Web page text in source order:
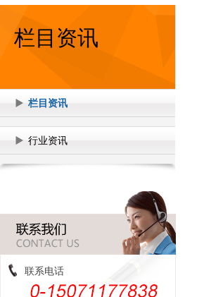
栏目资讯
栏目资讯
行业资讯
联系电话